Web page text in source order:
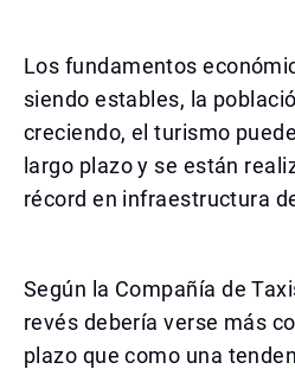
Los fundamentos
siendo estables, la
creciendo, el turismo
largo plazo y se están
récord en infraestructura
Según la Compañía de
revés debería verse más
plazo que como una